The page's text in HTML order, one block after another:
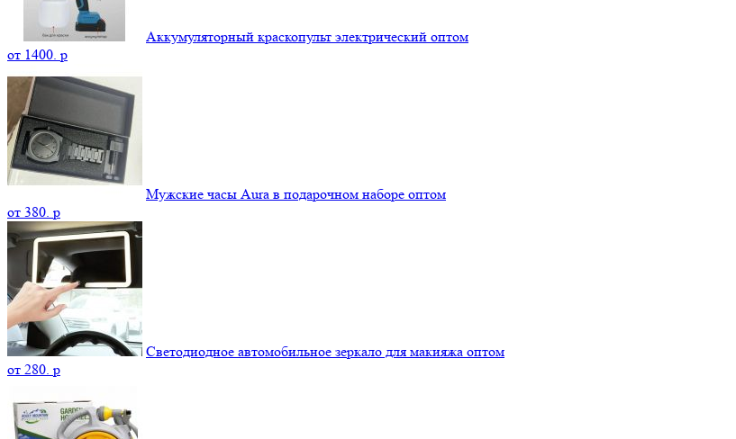
Аккумуляторный краскопульт электрический оптом
от 1400. p
Мужские часы Aura в подарочном наборе оптом
от 380. p
Светодиодное автомобильное зеркало для макияжа оптом
от 280. p